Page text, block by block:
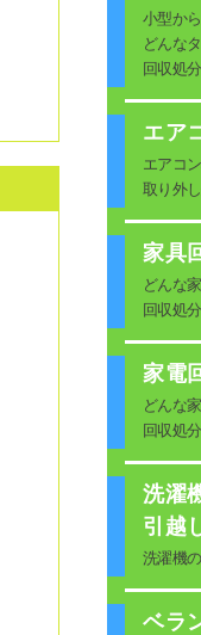
小型か
どんな
回収処分
エア
エアコ
取り外
家具
どんな
回収処
家電
どんな
回収処
洗濯
引越
洗濯機
ベラ